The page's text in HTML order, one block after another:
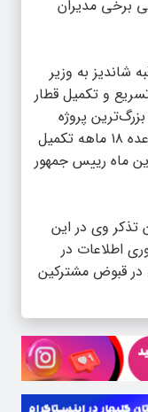
برخی مدیران
شاندیز به وزیر
و تکمیل قطار
پروژه
عمرانی خراسان بزرگ و انتظار تحقق وعده ۱۸ ماهه تکمیل
ماه رییس جمهور
تذکر وی در این
اطلاعات در
قبوض مشترکین